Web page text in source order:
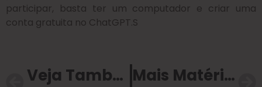
participar, basta ter um computador e criar uma
conta gratuita no ChatGPT.S
Veja Também Mais Matérias